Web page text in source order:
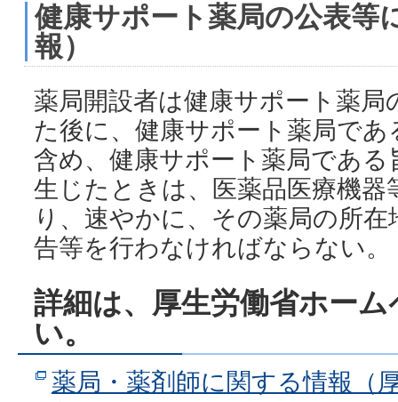
健康サポート薬局の公表等
報）
薬局開設者は健康サポート薬
た後に、健康サポート薬局で
含め、健康サポート薬局であ
生じたときは、医薬品医療機
り、速やかに、その薬局の所
告等を行わなければならない。
詳細は、厚生労働省ホー
い。
薬局・薬剤師に関する情報（